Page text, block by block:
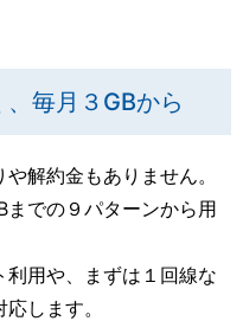
毎月３GBから
解約金もありません。
での９パターンから用
用や、まずは１回線な
します。